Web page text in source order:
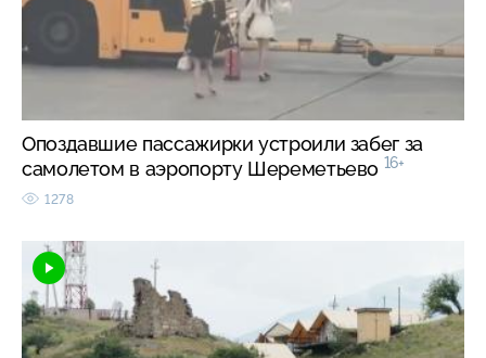
Опоздавшие пассажирки устроили забег за
самолетом в аэропорту Шереметьево 16+
1278